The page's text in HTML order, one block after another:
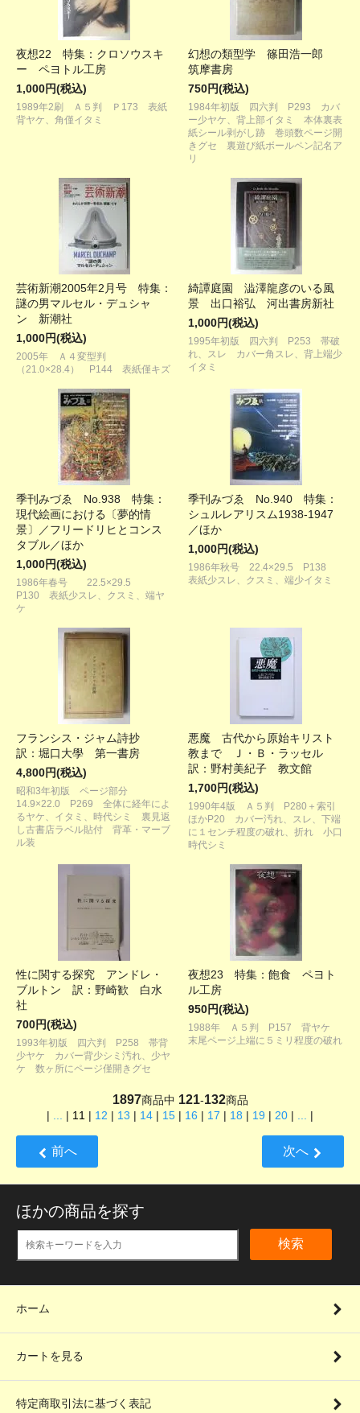
夜想22 特集：クロソウスキ
ー ペヨトル工房
1,000円(税込)
1989年2刷 Ａ５判 Ｐ173 表紙
背ヤケ、角僅イタミ
幻想の類型学 篠田浩一郎
筑摩書房
750円(税込)
1984年初版 四六判 P293 カバ
ー少ヤケ、背上部イタミ 本体裏表
紙シール剥がし跡 巻頭数ページ開
きグセ 裏遊び紙ボールペン記名ア
リ
芸術新潮2005年2月号 特集：
謎の男マルセル・デュシャ
ン 新潮社
1,000円(税込)
2005年 Ａ４変型判
（21.0×28.4） P144 表紙僅キズ
綺譚庭園 澁澤龍彦のいる風
景 出口裕弘 河出書房新社
1,000円(税込)
1995年初版 四六判 P253 帯破
れ、スレ カバー角スレ、背上端少
イタミ
季刊みづゑ No.938 特集：
現代絵画における〔夢的情
景〕／フリードリヒとコンス
タブル／ほか
1,000円(税込)
1986年春号 22.5×29.5
P130 表紙少スレ、クスミ、端ヤ
ケ
季刊みづゑ No.940 特集：
シュルレアリスム1938-1947
／ほか
1,000円(税込)
1986年秋号 22.4×29.5 P138
表紙少スレ、クスミ、端少イタミ
フランシス・ジャム詩抄
訳：堀口大學 第一書房
4,800円(税込)
昭和3年初版 ページ部分
14.9×22.0 P269 全体に経年によ
るヤケ、イタミ、時代シミ 裏見返
し古書店ラベル貼付 背革・マーブ
ル装
悪魔 古代から原始キリスト
教まで Ｊ・Ｂ・ラッセル
訳：野村美紀子 教文館
1,700円(税込)
1990年4版 Ａ５判 P280＋索引
ほかP20 カバー汚れ、スレ、下端
に１センチ程度の破れ、折れ 小口
時代シミ
性に関する探究 アンドレ・
ブルトン 訳：野崎歓 白水
社
700円(税込)
1993年初版 四六判 P258 帯背
少ヤケ カバー背少シミ汚れ、少ヤ
ケ 数ヶ所にページ僅開きグセ
夜想23 特集：飽食 ペヨト
ル工房
950円(税込)
1988年 Ａ５判 P157 背ヤケ
末尾ページ上端に５ミリ程度の破れ
1897商品中 121-132商品
| ... | 11 | 12 | 13 | 14 | 15 | 16 | 17 | 18 | 19 | 20 | ... |
前へ 次へ
ほかの商品を探す
検索
ホーム
カートを見る
特定商取引法に基づく表記